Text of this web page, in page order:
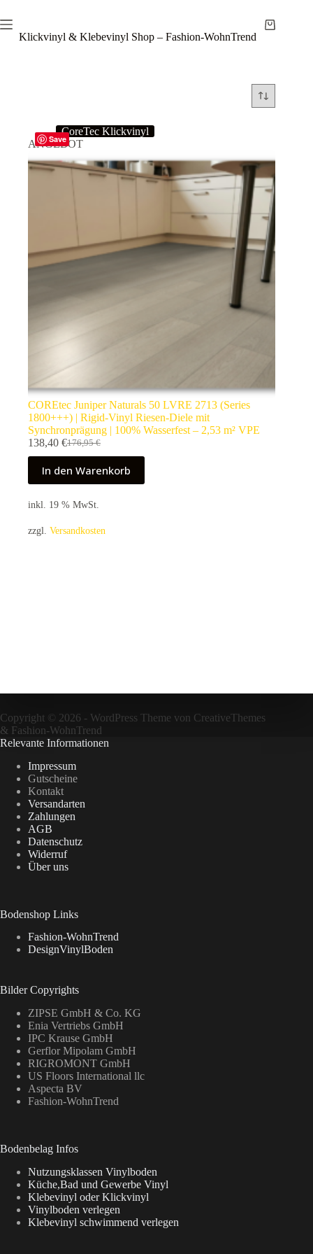
Inhalt
springenKlickvinyl & Klebevinyl Shop – Fashion-WohnTrend
Warenkorb
Save
CoreTec Klickvinyl
ANGEBOT
COREtec Juniper Naturals 50 LVRE 2713 (Series
1800+++) | Rigid-Vinyl Riesen-Diele mit
Synchronprägung | 100% Wasserfest – 2,53 m² VPE
176,95€
Ursprünglicher
war:
176,95 €
138,40 €Aktueller
ist:
138,40 €.
In den Warenkorb
inkl. 19 % MwSt.
zzgl. Versandkosten
Copyright © 2026 - WordPress Theme von CreativeThemes
& Fashion-WohnTrend
Relevante Informationen
Impressum
Gutscheine
Kontakt
Versandarten
Zahlungen
AGB
Datenschutz
Widerruf
Über uns
Bodenshop Links
Fashion-WohnTrend
DesignVinylBoden
Bilder Copyrights
ZIPSE GmbH & Co. KG
Enia Vertriebs GmbH
IPC Krause GmbH
Gerflor Mipolam GmbH
RIGROMONT GmbH
US Floors International llc
Aspecta BV
Fashion-WohnTrend
Bodenbelag Infos
Nutzungsklassen Vinylboden
Küche,Bad und Gewerbe Vinyl
Klebevinyl oder Klickvinyl
Vinylboden verlegen
Klebevinyl schwimmend verlegen